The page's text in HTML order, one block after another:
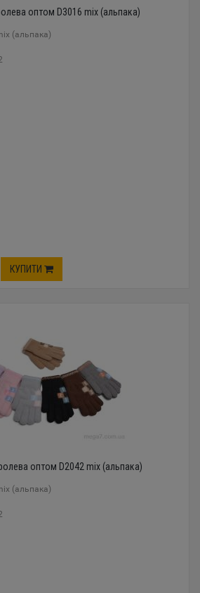
оптом D3016 mix (альпака)
(альпака)
КУПИТИ
оптом D2042 mix (альпака)
(альпака)